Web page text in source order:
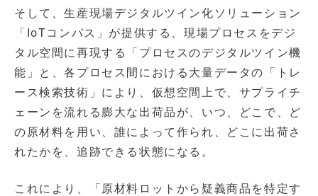
そして、生産現場デジタルツイン化ソリューション
「IoTコンパス」が提供する、現場プロセスをデジ
タル空間に再現する「プロセスのデジタルツイン機
能」と、各プロセス間における大量データの「トレ
ース検索技術」により、仮想空間上で、サプライチ
ェーンを流れる膨大な出荷品が、いつ、どこで、ど
の原材料を用い、誰によって作られ、どこに出荷さ
れたかを、追跡できる状態になる。
これにより、「原材料ロットから疑義商品を特定す